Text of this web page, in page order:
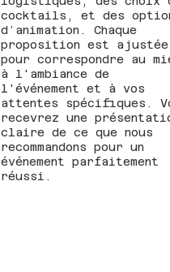
cocktails, et des
d’animation. Chaque
proposition est ajustée
pour correspondre au
à l'ambiance de
l'événement et à vos
attentes spécifiques.
recevrez une
claire de ce que nous
recommandons pour un
événement parfaitement
réussi.